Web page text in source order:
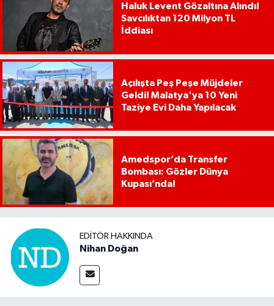
Haluk Levent Gözaltına Alındı!
Savcılıktan 120 Milyon TL
İddiası
Açılışta Peş Peşe Müjdeler
Geldi! Malatya'ya 10 Yeni
Taziye Evi Daha Yapılacak
Amedspor’da Transfer
Bombası: Gözler Dünya
Kupası’nda!
EDITÖR HAKKINDA
Nihan Doğan